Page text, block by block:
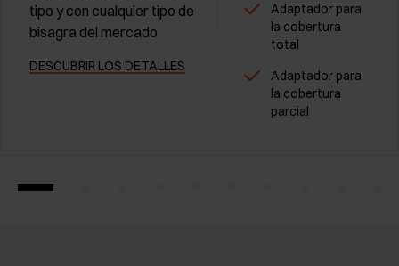
tipo y con cualquier tipo de
bisagra del mercado
DESCUBRIR LOS DETALLES
Adaptador para
la cobertura
total
Adaptador para
la cobertura
parcial